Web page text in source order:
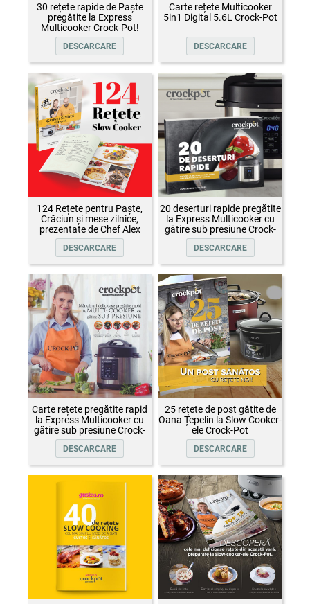
30 rețete rapide de Paște
pregătite la Express
Multicooker Crock-Pot!
DESCARCARE
Carte rețete Multicooker
5in1 Digital 5.6L Crock-Pot
DESCARCARE
124 Rețete pentru Paște,
Crăciun și mese zilnice,
prezentate de Chef Alex
Cîrțu și invitații săi
DESCARCARE
20 deserturi rapide pregătite
la Express Multicooker cu
gătire sub presiune Crock-
Pot
DESCARCARE
Carte rețete pregătite rapid
la Express Multicooker cu
gătire sub presiune Crock-
Pot
DESCARCARE
25 rețete de post gătite de
Oana Țepelin la Slow Cooker-
ele Crock-Pot
DESCARCARE